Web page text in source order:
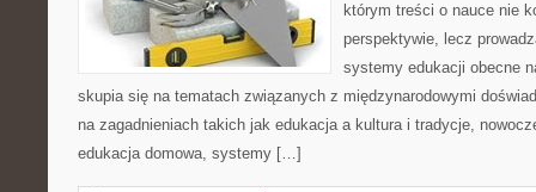
którym treści o nauce nie
perspektywie, lecz
systemy edukacji obecne
skupia się na tematach związanych z międzynarodowymi
na zagadnieniach takich jak edukacja a kultura i tradycje,
edukacja domowa, systemy […]